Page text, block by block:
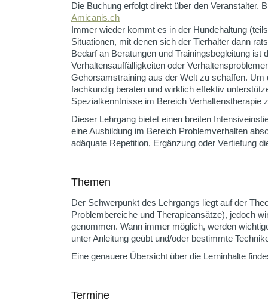
Die Buchung erfolgt direkt über den Veranstalter.
Amicanis.ch
Immer wieder kommt es in der Hundehaltung
Situationen, mit denen sich der Tierhalter dann
Bedarf an Beratungen und Trainingsbegleitung ist
Verhaltensauffälligkeiten oder
Gehorsamstraining aus der Welt zu schaffen.
fachkundig beraten und wirklich effektiv
Spezialkenntnisse im Bereich Verhaltenstherapie
Dieser Lehrgang bietet einen breiten
eine Ausbildung im Bereich Problemverhalten
adäquate Repetition, Ergänzung oder Vertiefung
Themen
Der Schwerpunkt des Lehrgangs liegt auf der
Problembereiche und Therapieansätze), jedoch
genommen. Wann immer möglich, werden
unter Anleitung geübt und/oder bestimmte
Eine genauere Übersicht über die Lerninhalte
Termine